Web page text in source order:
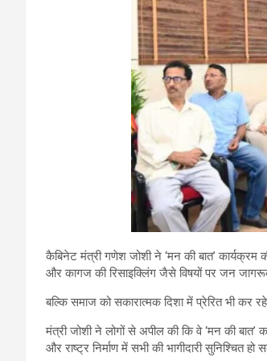
कैबिनेट मंत्री गणेश जोशी ने ‘मन की बात’
और कागज की रिसाइक्लिंग जैसे विषयों पर जन
बल्कि समाज को सकारात्मक दिशा में प्रेरित भी कर
मंत्री जोशी ने लोगों से अपील की कि वे ‘मन की
और राष्ट्र निर्माण में सभी की भागीदारी सुनिश्चित हो